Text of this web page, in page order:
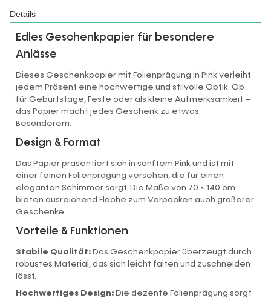
Details
Edles Geschenkpapier für besondere
Anlässe
Dieses Geschenkpapier mit Folienprägung in Pink verleiht
jedem Präsent eine hochwertige und stilvolle Optik. Ob
für Geburtstage, Feste oder als kleine Aufmerksamkeit –
das Papier macht jedes Geschenk zu etwas
Besonderem.
Design & Format
Das Papier präsentiert sich in sanftem Pink und ist mit
einer feinen Folienprägung versehen, die für einen
eleganten Schimmer sorgt. Die Maße von 70 × 140 cm
bieten ausreichend Fläche zum Verpacken auch größerer
Geschenke.
Vorteile & Funktionen
Stabile Qualität: Das Geschenkpapier überzeugt durch
robustes Material, das sich leicht falten und zuschneiden
lässt.
Hochwertiges Design: Die dezente Folienprägung sorgt